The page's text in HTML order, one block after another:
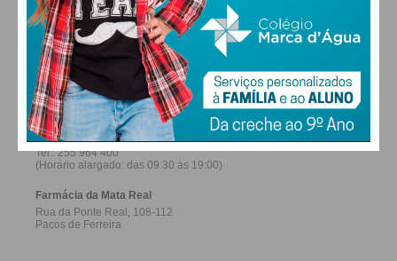
FARMACIAS DE SERVIÇO EM PAÇOS DE
FERREIRA